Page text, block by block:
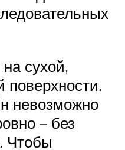
сухой,
поверхности.
невозможно
– без
Чтобы